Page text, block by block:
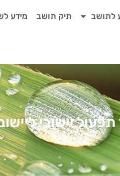
לתושב תיק תושב מידע
יישובי